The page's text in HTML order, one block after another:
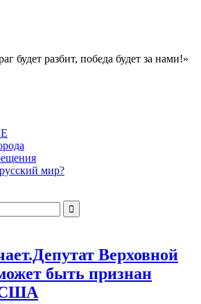
будет разбит, победа будет за нами!»
будет разбит, победа будет за нами!»
мир?
Верховной
быть признан
США